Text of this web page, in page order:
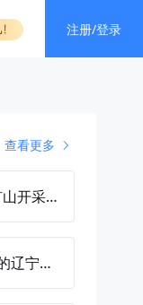
注册/登录
查看更多
0.8米影像江西省庐山市2015年矿山开采卫星监测图
0.8米2023年6月份高分二号拍摄的辽宁省沈阳市鱼筏卫星图